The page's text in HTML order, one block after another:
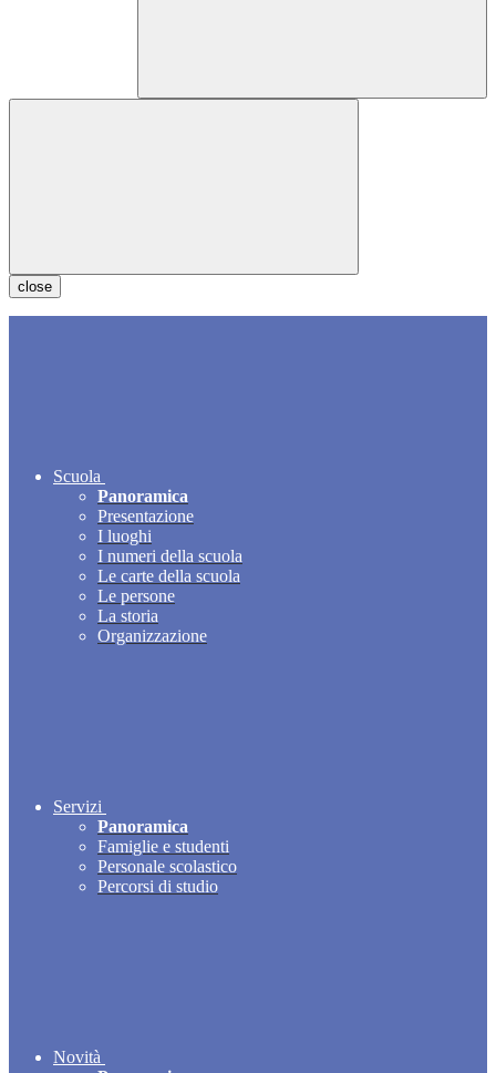
close
Scuola
Panoramica
Presentazione
I luoghi
I numeri della scuola
Le carte della scuola
Le persone
La storia
Organizzazione
Servizi
Panoramica
Famiglie e studenti
Personale scolastico
Percorsi di studio
Novità